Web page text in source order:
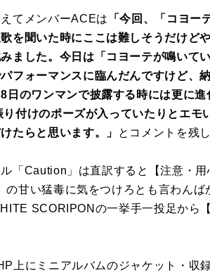
てメンバーACEは
「今回、「コヨー
を聞いた時にここは難しそうだけど
ました。今日は「コヨーテが鳴いて
フォーマンスに臨んだんですけど、
日のワンマンで披露する時には更に
り付けのポーズが入っていたりとエ
たらと思います。」
とコメントを残し
「Caution」は直訳すると【注意・
の甘い猛毒に気をつけろとも言わん
SCORIPONの一挙手一投足から
上にミニアルバムのジャケット・収